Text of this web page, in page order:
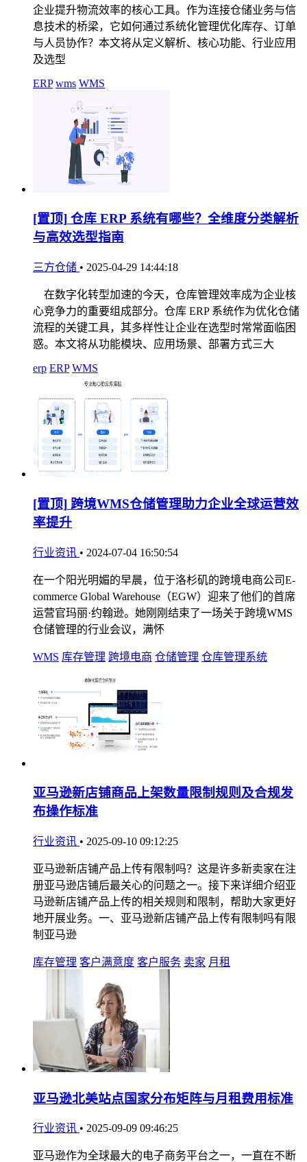
企业提升物流效率的核心工具。作为连接仓储业务与信
息技术的桥梁，它如何通过系统化管理优化库存、订单
与人员协作？本文将从定义解析、核心功能、行业应用
及选型
ERP wms WMS
[置顶] 仓库 ERP 系统有哪些？全维度分类解析
与高效选型指南
三方仓储 • 2025-04-29 14:44:18
在数字化转型加速的今天，仓库管理效率成为企业核
心竞争力的重要组成部分。仓库 ERP 系统作为优化仓储
流程的关键工具，其多样性让企业在选型时常常面临困
惑。本文将从功能模块、应用场景、部署方式三大
erp ERP WMS
[置顶] 跨境WMS仓储管理助力企业全球运营效
率提升
行业资讯 • 2024-07-04 16:50:54
在一个阳光明媚的早晨，位于洛杉矶的跨境电商公司E-
commerce Global Warehouse（EGW）迎来了他们的首席
运营官玛丽·约翰逊。她刚刚结束了一场关于跨境WMS
仓储管理的行业会议，满怀
WMS 库存管理 跨境电商 仓储管理 仓库管理系统
亚马逊新店铺商品上架数量限制规则及合规发
布操作标准
行业资讯 • 2025-09-10 09:12:25
亚马逊新店铺产品上传有限制吗？这是许多新卖家在注
册亚马逊店铺后最关心的问题之一。接下来详细介绍亚
马逊新店铺产品上传的相关规则和限制，帮助大家更好
地开展业务。一、亚马逊新店铺产品上传有限制吗有限
制亚马逊
库存管理 客户满意度 客户服务 卖家 月租
亚马逊北美站点国家分布矩阵与月租费用标准
行业资讯 • 2025-09-09 09:46:25
亚马逊作为全球最大的电子商务平台之一，一直在不断